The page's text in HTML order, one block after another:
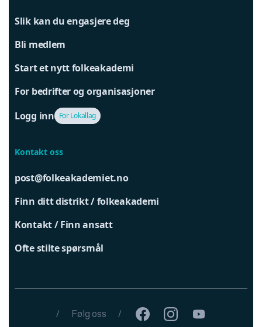
Slik kan du engasjere deg
Bli medlem
Start et nytt folkeakademi
For bedrifter og organisasjoner
Logg inn For Lokallag
Kontakt oss
post@folkeakademiet.no
Finn ditt distrikt / folkeakademi
Kontakt / Finn ansatt
Ofte stilte spørsmål
/ Følg oss /